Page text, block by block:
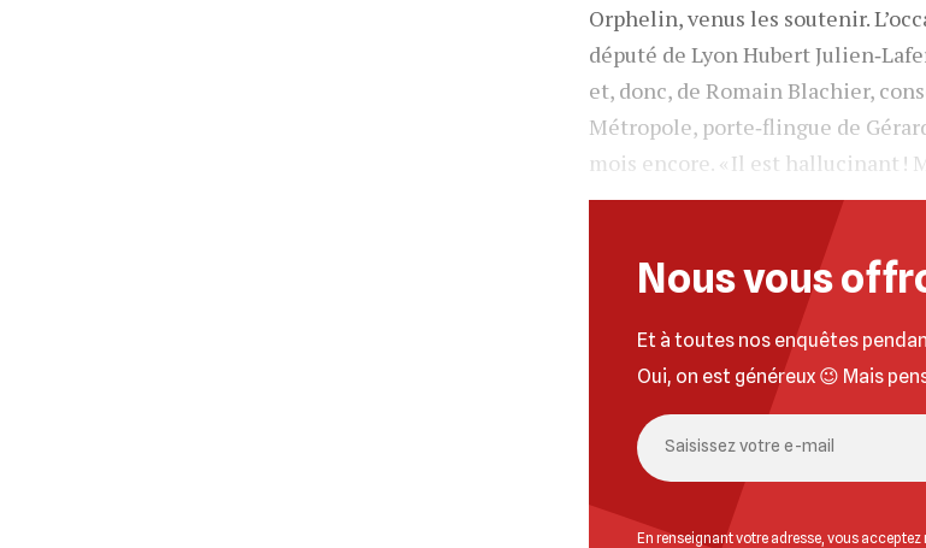
Orphelin, venus les soutenir.
député de Lyon Hubert
et, donc, de Romain Blachier,
Métropole, porte‐flingue de
mois encore. « Il est hallucinant !
Nous vous
Et à toutes nos enquêtes
Oui, on est généreux 😉 Mais
En renseignant votre adresse, vous acceptez